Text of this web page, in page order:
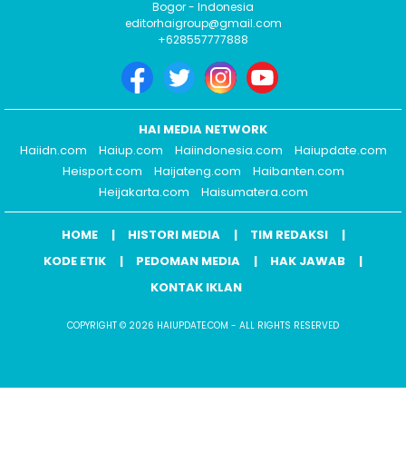
Bogor - Indonesia
editorhaigroup@gmail.com
+628557777888
HAI MEDIA NETWORK
Haiidn.com
Haiup.com Haiindonesia.com
Haiupdate.com
Heisport.com
Haijateng.com
Haibanten.com
Heijakarta.com
Haisumatera.com
HOME HISTORI MEDIA
TIM REDAKSI
KODE ETIK
PEDOMAN MEDIA
HAK JAWAB
KONTAK IKLAN
COPYRIGHT © 2026 HAIUPDATE.COM - ALL RIGHTS RESERVED